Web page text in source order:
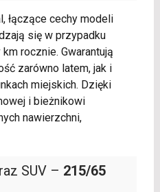
łączące cechy modeli
się w przypadku
rocznie. Gwarantują
zarówno latem, jak i
miejskich. Dzięki
i bieżnikowi
nawierzchni,
SUV – 215/65